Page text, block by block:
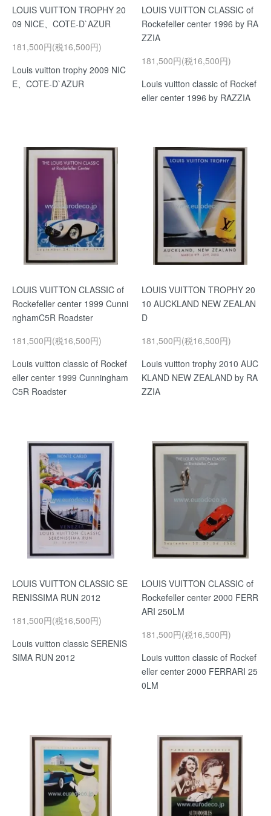
LOUIS VUITTON TROPHY 20
09 NICE、COTE-D`AZUR
181,500円(税16,500円)
Louis vuitton trophy 2009 NIC
E、COTE-D`AZUR
LOUIS VUITTON CLASSIC of
Rockefeller center 1996 by RA
ZZIA
181,500円(税16,500円)
Louis vuitton classic of Rockef
eller center 1996 by RAZZIA
LOUIS VUITTON CLASSIC of
Rockefeller center 1999 Cunni
nghamC5R Roadster
181,500円(税16,500円)
Louis vuitton classic of Rockef
eller center 1999 Cunningham
C5R Roadster
LOUIS VUITTON TROPHY 20
10 AUCKLAND NEW ZEALAN
D
181,500円(税16,500円)
Louis vuitton trophy 2010 AUC
KLAND NEW ZEALAND by RA
ZZIA
LOUIS VUITTON CLASSIC SE
RENISSIMA RUN 2012
181,500円(税16,500円)
Louis vuitton classic SERENIS
SIMA RUN 2012
LOUIS VUITTON CLASSIC of
Rockefeller center 2000 FERR
ARI 250LM
181,500円(税16,500円)
Louis vuitton classic of Rockef
eller center 2000 FERRARI 25
0LM